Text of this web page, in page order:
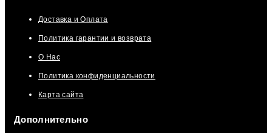
Доставка и Оплата
Политика гарантии и возврата
О Нас
Политика конфиденциальности
Карта сайта
Дополнительно